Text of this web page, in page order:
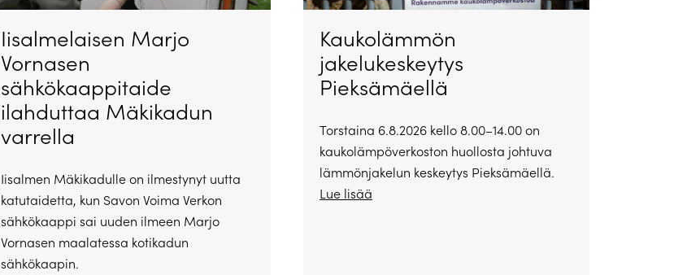
Iisalmelaisen Marjo
Vornasen
sähkökaappitaide
ilahduttaa Mäkikadun
varrella
Iisalmen Mäkikadulle on ilmestynyt uutta
katutaidetta, kun Savon Voima Verkon
sähkökaappi sai uuden ilmeen Marjo
Vornasen maalatessa kotikadun
sähkökaapin.
Kaukolämmön
jakelukeskeytys
Pieksämäellä
Torstaina 6.8.2026 kello 8.00–14.00 on
kaukolämpöverkoston huollosta johtuva
lämmönjakelun keskeytys Pieksämäellä.
Lue lisää